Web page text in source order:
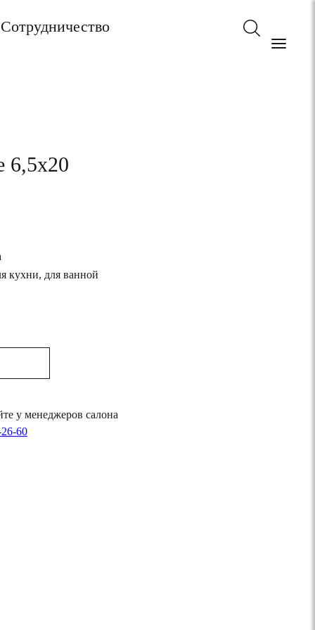
Сотрудничество
6,5x20
кухни, для ванной
у менеджеров салона
60